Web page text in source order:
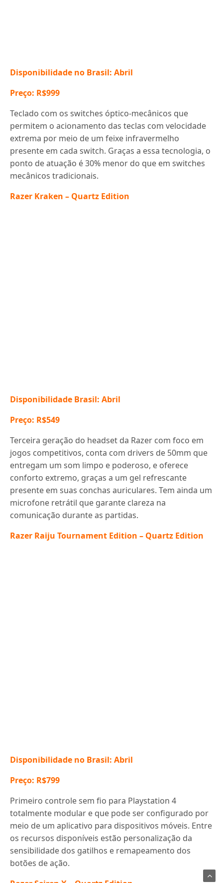
Disponibilidade no Brasil: Abril
Preço: R$999
Teclado com os switches óptico-mecânicos que
permitem o acionamento das teclas com velocidade
extrema por meio de um feixe infravermelho
presente em cada switch. Graças a essa tecnologia, o
ponto de atuação é 30% menor do que em switches
mecânicos tradicionais.
Razer Kraken – Quartz Edition
Disponibilidade Brasil: Abril
Preço: R$549
Terceira geração do headset da Razer com foco em
jogos competitivos, conta com drivers de 50mm que
entregam um som limpo e poderoso, e oferece
conforto extremo, graças a um gel refrescante
presente em suas conchas auriculares. Tem ainda um
microfone retrátil que garante clareza na
comunicação durante as partidas.
Razer Raiju Tournament Edition – Quartz Edition
Disponibilidade no Brasil: Abril
Preço: R$799
Primeiro controle sem fio para Playstation 4
totalmente modular e que pode ser configurado por
meio de um aplicativo para dispositivos móveis. Entre
os recursos disponíveis estão personalização da
sensibilidade dos gatilhos e remapeamento dos
botões de ação.